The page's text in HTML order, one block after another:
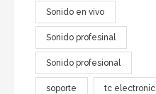
Sonido en vivo
Sonido profesinal
Sonido profesional
soporte tc electronic